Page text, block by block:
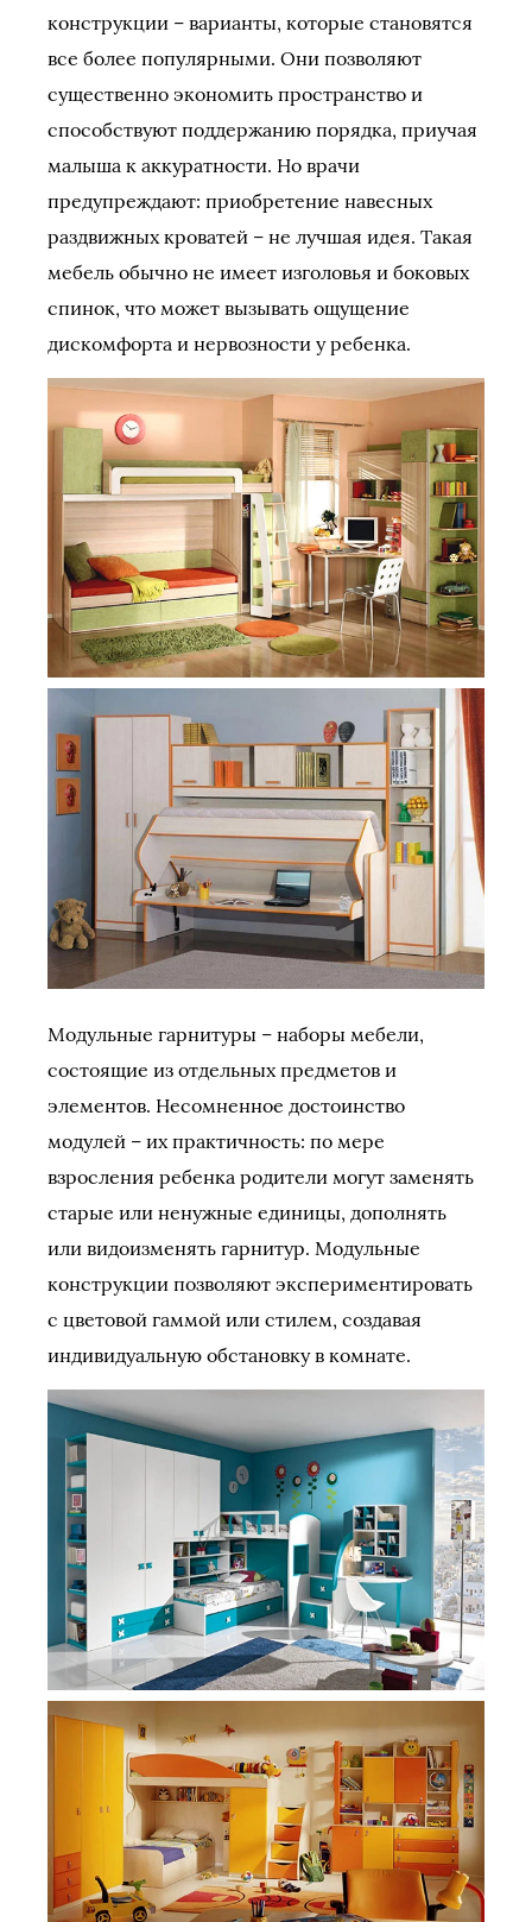
конструкции – варианты, которые становятся
все более популярными. Они позволяют
существенно экономить пространство и
способствуют поддержанию порядка, приучая
малыша к аккуратности. Но врачи
предупреждают: приобретение навесных
раздвижных кроватей – не лучшая идея. Такая
мебель обычно не имеет изголовья и боковых
спинок, что может вызывать ощущение
дискомфорта и нервозности у ребенка.
Модульные гарнитуры – наборы мебели,
состоящие из отдельных предметов и
элементов. Несомненное достоинство
модулей – их практичность: по мере
взросления ребенка родители могут заменять
старые или ненужные единицы, дополнять
или видоизменять гарнитур. Модульные
конструкции позволяют экспериментировать
с цветовой гаммой или стилем, создавая
индивидуальную обстановку в комнате.